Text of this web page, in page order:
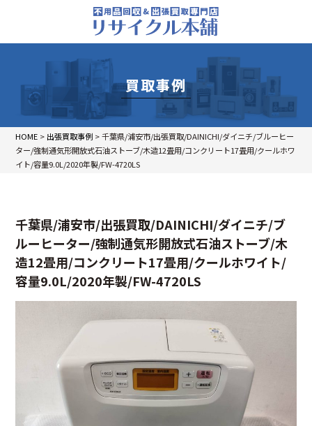
買取事例
HOME > 出張買取事例 >千葉県/浦安市/出張買取/DAINICHI/ダイニチ/ブルーヒー
ター/強制通気形開放式石油ストーブ/木造12畳用/コンクリート17畳用/クールホワ
イト/容量9.0L/2020年製/FW-4720LS
千葉県/浦安市/出張買取/DAINICHI/ダイニチ/ブ
ルーヒーター/強制通気形開放式石油ストーブ/木
造12畳用/コンクリート17畳用/クールホワイト/
容量9.0L/2020年製/FW-4720LS